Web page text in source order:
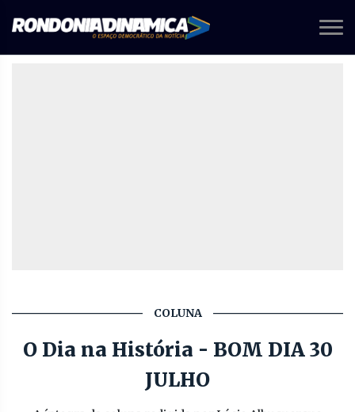
COLUNA
O Dia na História - BOM DIA 30
JULHO